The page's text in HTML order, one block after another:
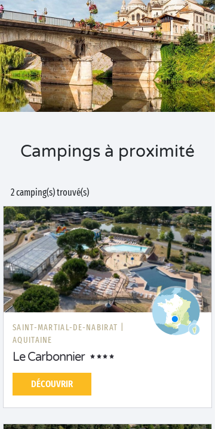
Campings à proximité
2 camping(s) trouvé(s)
SAINT-MARTIAL-DE-NABIRAT |
AQUITAINE
Le Carbonnier
DÉCOUVRIR